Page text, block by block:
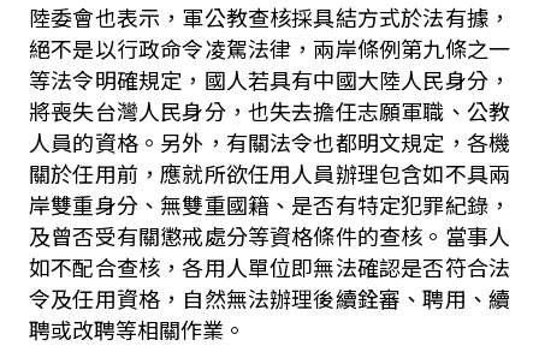
陸委會也表示，軍公教查核採具結方式於法有據，
絕不是以行政命令凌駕法律，兩岸條例第九條之一
等法令明確規定，國人若具有中國大陸人民身分，
將喪失台灣人民身分，也失去擔任志願軍職、公教
人員的資格。另外，有關法令也都明文規定，各機
關於任用前，應就所欲任用人員辦理包含如不具兩
岸雙重身分、無雙重國籍、是否有特定犯罪紀錄，
及曾否受有關懲戒處分等資格條件的查核。當事人
如不配合查核，各用人單位即無法確認是否符合法
令及任用資格，自然無法辦理後續銓審、聘用、續
聘或改聘等相關作業。